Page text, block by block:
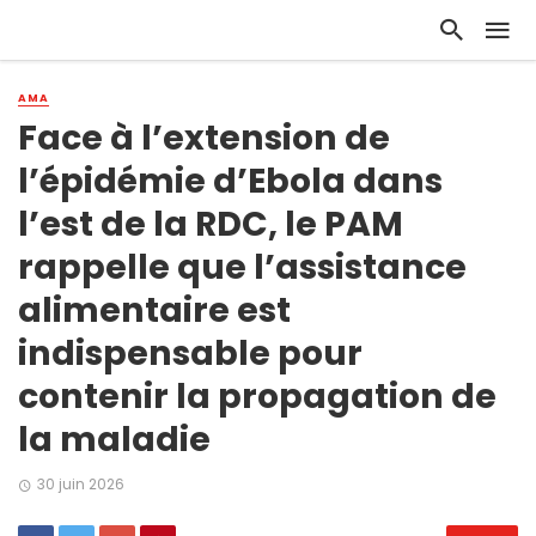
AMA
Face à l’extension de
l’épidémie d’Ebola dans
l’est de la RDC, le PAM
rappelle que l’assistance
alimentaire est
indispensable pour
contenir la propagation de
la maladie
30 juin 2026